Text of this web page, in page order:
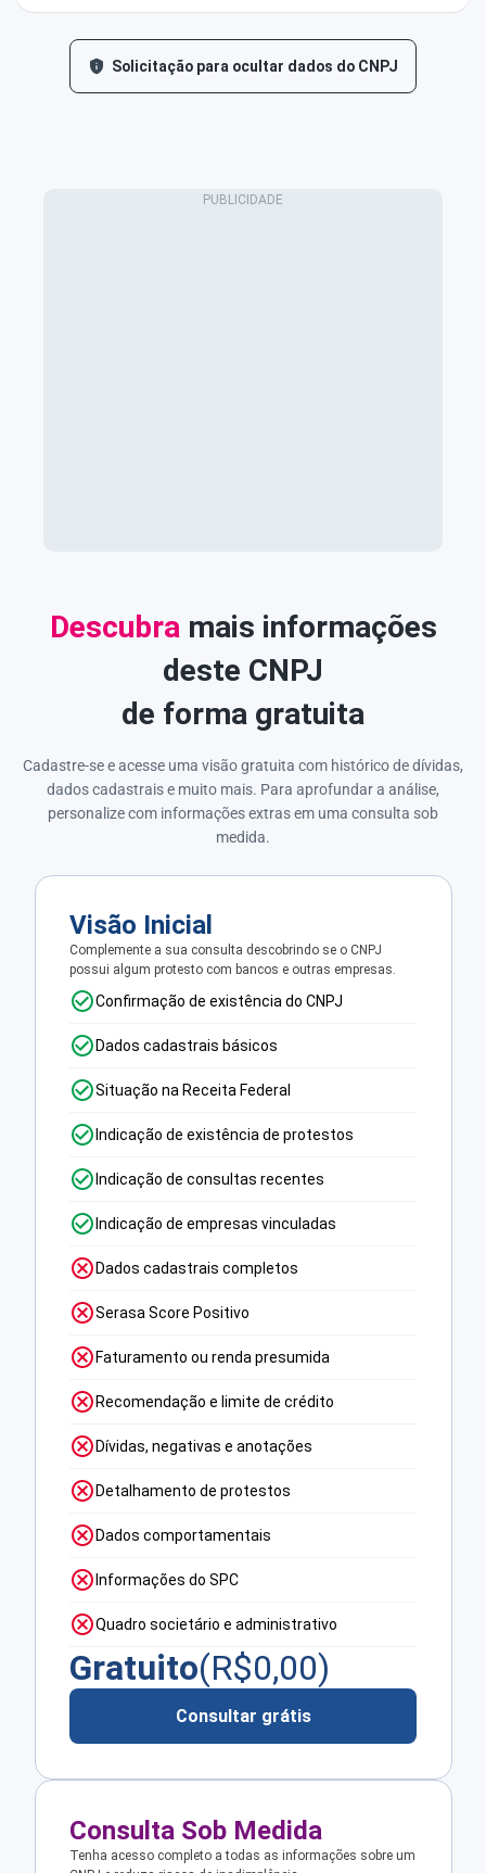
Solicitação para ocultar dados do CNPJ
Descubra mais informações
deste CNPJ
de forma gratuita
Cadastre-se e acesse uma visão gratuita com histórico de dívidas,
dados cadastrais e muito mais. Para aprofundar a análise,
personalize com informações extras em uma consulta sob
medida.
Visão Inicial
Complemente a sua consulta descobrindo se o CNPJ
possui algum protesto com bancos e outras empresas.
Confirmação de existência do CNPJ
Dados cadastrais básicos
Situação na Receita Federal
Indicação de existência de protestos
Indicação de consultas recentes
Indicação de empresas vinculadas
Dados cadastrais completos
Serasa Score Positivo
Faturamento ou renda presumida
Recomendação e limite de crédito
Dívidas, negativas e anotações
Detalhamento de protestos
Dados comportamentais
Informações do SPC
Quadro societário e administrativo
Gratuito(R$0,00)
Consultar grátis
Consulta Sob Medida
Tenha acesso completo a todas as informações sobre um